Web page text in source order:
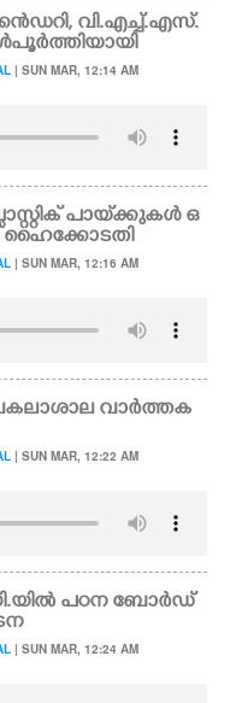
വി.എച്ച്.എസ്.
പൂർത്തിയായി
| SUN MAR, 12:14 AM
പായ്‌ക്കുകൾ ഒ
ഹൈക്കോടതി
| SUN MAR, 12:16 AM
വാർത്തക
| SUN MAR, 12:22 AM
പഠന ബോർഡ്
| SUN MAR, 12:24 AM